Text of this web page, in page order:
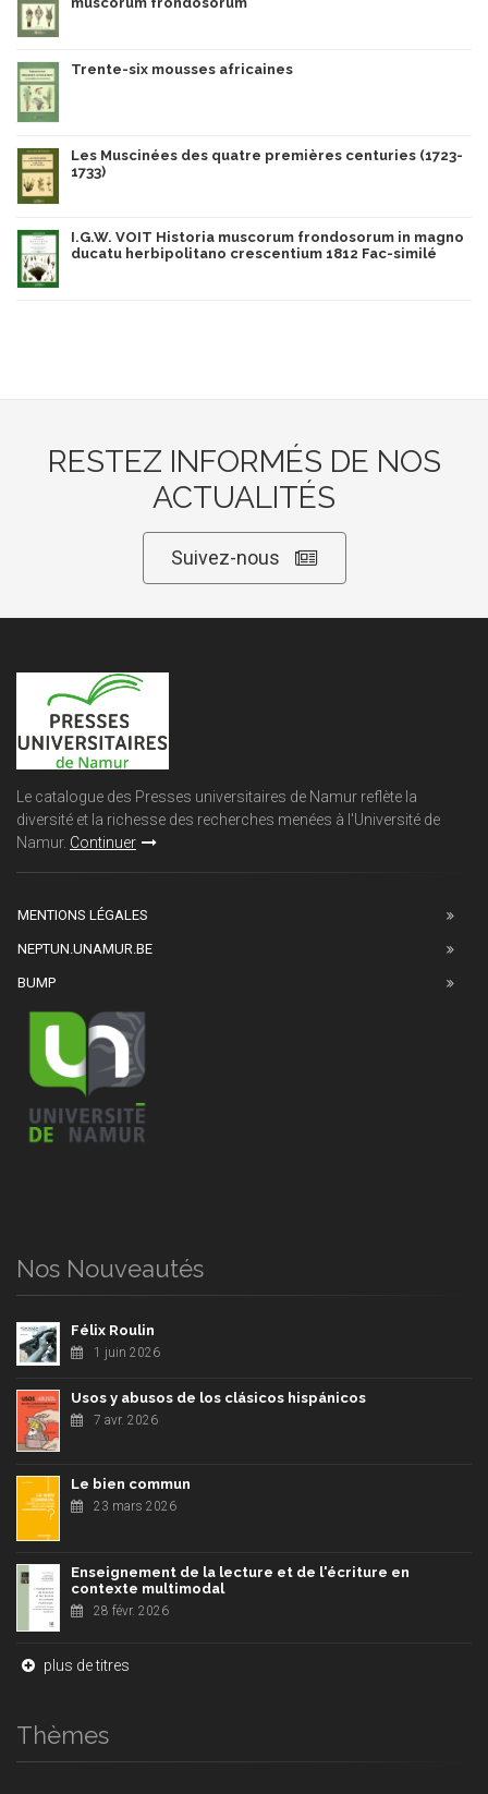
Trente-six mousses africaines
Les Muscinées des quatre premières centuries (1723-
1733)
I.G.W. VOIT Historia muscorum frondosorum in magno
ducatu herbipolitano crescentium 1812 Fac-similé
RESTEZ INFORMÉS DE NOS
ACTUALITÉS
Suivez-nous
Le catalogue des Presses universitaires de Namur reflète la
diversité et la richesse des recherches menées à l'Université de
Namur. Continuer
MENTIONS LÉGALES
NEPTUN.UNAMUR.BE
BUMP
Nos Nouveautés
Félix Roulin
1 juin 2026
Usos y abusos de los clásicos hispánicos
7 avr. 2026
Le bien commun
23 mars 2026
Enseignement de la lecture et de l'écriture en
contexte multimodal
28 févr. 2026
plus de titres
Thèmes